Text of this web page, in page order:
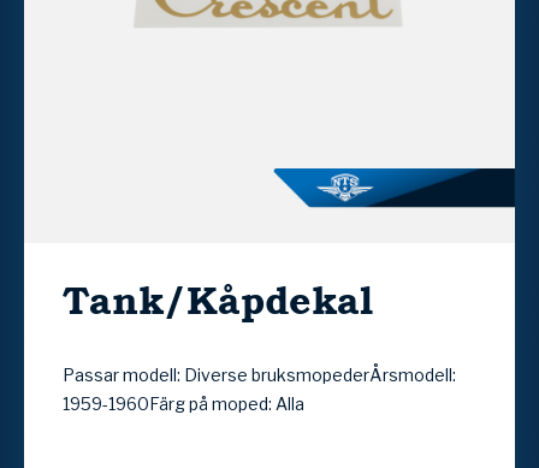
Tank/Kåpdekal
Passar modell: Diverse bruksmopederÅrsmodell:
1959-1960Färg på moped: Alla